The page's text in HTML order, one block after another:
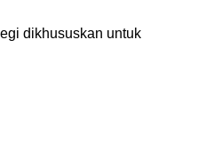
dikhususkan untuk